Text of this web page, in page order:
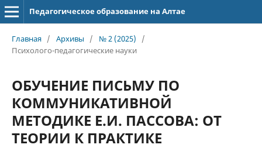
Педагогическое образование на Алтае
Главная / Архивы / № 2 (2025)
/
Психолого-педагогические науки
ОБУЧЕНИЕ ПИСЬМУ ПО
КОММУНИКАТИВНОЙ
МЕТОДИКЕ Е.И. ПАССОВА: ОТ
ТЕОРИИ К ПРАКТИКЕ